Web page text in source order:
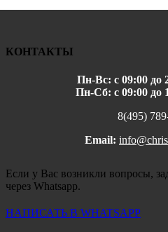
КОНТАКТЫ
Пн-Вс: с 09:00 до
Пн-Сб: с 09:00 до
8(495)
Email:
Если у Вас возникли вопросы,
через Whatsapp.
НАПИСАТЬ В WHATSAPP